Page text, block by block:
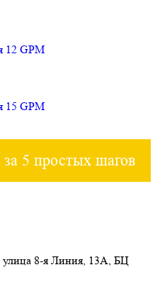
12 GPM
15 GPM
5 простых шагов
улица 8-я Линия, 13А, БЦ